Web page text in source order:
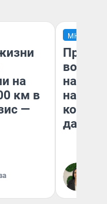
на
км в
—
МНЕНИЕ
нам
даже